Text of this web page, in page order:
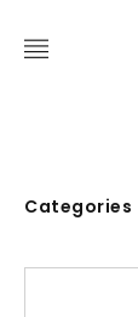
Categories